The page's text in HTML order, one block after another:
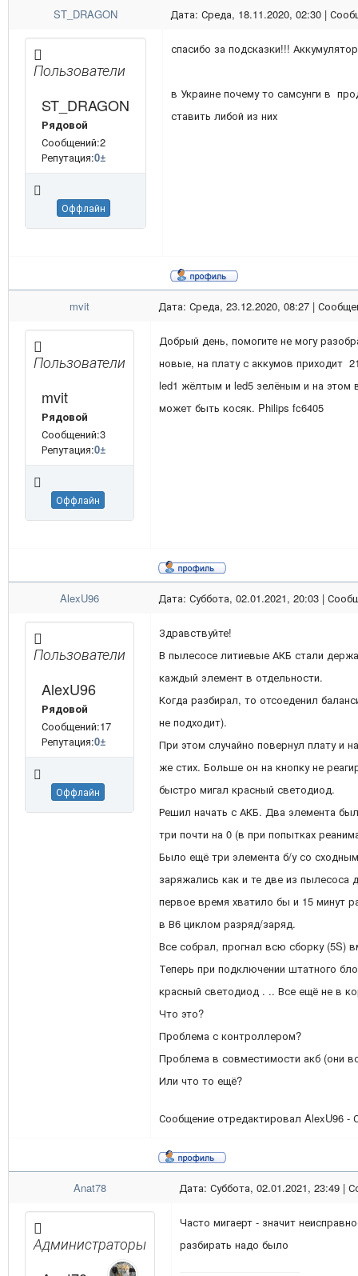
ST_DRAGON Дата: Среда, 18.11.2020, 02:30 |
Пользователи
ST_DRAGON
Рядовой
Сообщений:2
Репутация:0±
Оффлайн
спасибо за подсказки!!!
в Украине почему то самсунги в
ставить либой из них
mvit Дата: Среда, 23.12.2020, 08:27 |
Пользователи
mvit
Рядовой
Сообщений:3
Репутация:0±
Оффлайн
Добрый день, помогите не могу
новые, на плату с аккумов приходит
led1 жёлтым и led5 зелёным и на этом
может быть косяк. Philips fc6405
AlexU96 Дата: Суббота, 02.01.2021, 20:03 |
Пользователи
AlexU96
Рядовой
Сообщений:17
Репутация:0±
Оффлайн
Здравствуйте!
В пылесосе литиевые АКБ стали
каждый элемент в отдельности.
Когда разбирал, то отсоеденил
не подходит).
При этом случайно повернул плату и
же стих. Больше он на кнопку не
быстро мигал красный светодиод.
Решил начать с АКБ. Два элемента
три почти на 0 (в при попытках
Было ещё три элемента б/у со
заряжались как и те две из пылесоса
первое время хватило бы и 15 минут
в В6 циклом разряд/заряд.
Все собрал, прогнал всю сборку (5S)
Теперь при подключении штатного
красный светодиод . .. Все ещё не в
Что это?
Проблема с контроллером?
Проблема в совместимости акб (они
Или что то ещё?
Сообщение отредактировал AlexU96 -
Anat78 Дата: Суббота, 02.01.2021, 23:49 |
Администраторы
Часто мигаерт - значит
разбирать надо было